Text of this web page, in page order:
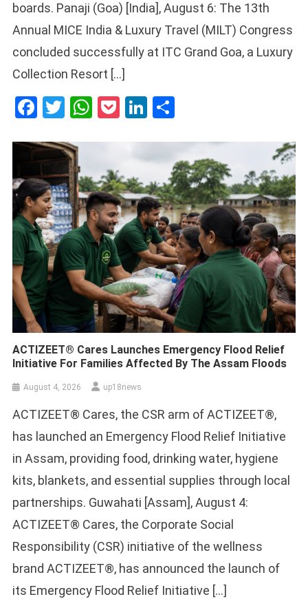
boards. Panaji (Goa) [India], August 6: The 13th
Annual MICE India & Luxury Travel (MILT) Congress
concluded successfully at ITC Grand Goa, a Luxury
Collection Resort […]
Facebook
Twitter
WhatsApp
PocketLinkedIn
ACTIZEET® Cares Launches Emergency Flood Relief
Initiative For Families Affected By The Assam Floods
August 4, 2026 up18news
ACTIZEET® Cares, the CSR arm of ACTIZEET®,
has launched an Emergency Flood Relief Initiative
in Assam, providing food, drinking water, hygiene
kits, blankets, and essential supplies through local
partnerships. Guwahati [Assam], August 4:
ACTIZEET® Cares, the Corporate Social
Responsibility (CSR) initiative of the wellness
brand ACTIZEET®, has announced the launch of
its Emergency Flood Relief Initiative […]